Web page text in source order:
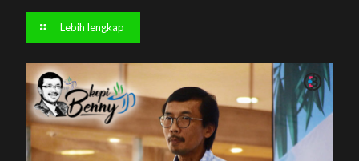
Lebih lengkap